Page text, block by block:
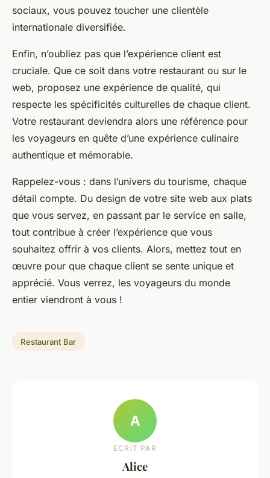
sociaux, vous pouvez toucher une clientèle
internationale diversifiée.
Enfin, n’oubliez pas que l’expérience client est
cruciale. Que ce soit dans votre restaurant ou sur le
web, proposez une expérience de qualité, qui
respecte les spécificités culturelles de chaque client.
Votre restaurant deviendra alors une référence pour
les voyageurs en quête d’une expérience culinaire
authentique et mémorable.
Rappelez-vous : dans l’univers du tourisme, chaque
détail compte. Du design de votre site web aux plats
que vous servez, en passant par le service en salle,
tout contribue à créer l’expérience que vous
souhaitez offrir à vos clients. Alors, mettez tout en
œuvre pour que chaque client se sente unique et
apprécié. Vous verrez, les voyageurs du monde
entier viendront à vous !
Restaurant Bar
A
ECRIT PAR
Alice